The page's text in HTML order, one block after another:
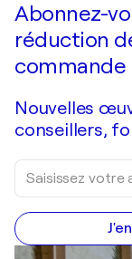
Abonnez-
réduction
commande
Nouvelles
conseillers,